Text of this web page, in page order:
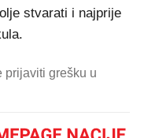
stvarati i najprije
prijaviti grešku u